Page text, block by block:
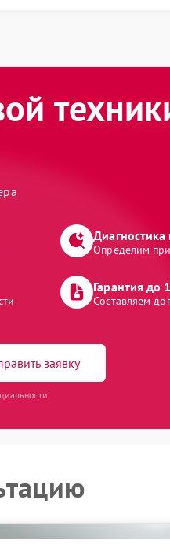
Определим
Гарантия до
Составляем
заявку